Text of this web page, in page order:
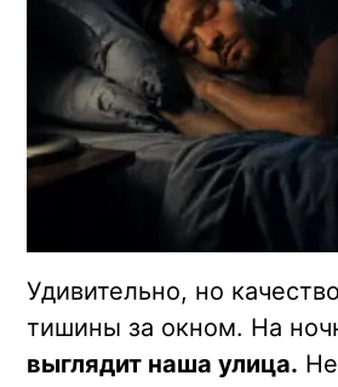
Удивительно, но
тишины за окном. На
выглядит наша улица.